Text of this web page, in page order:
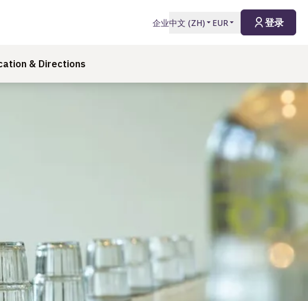
企业中文 (ZH) EUR 登录
& Directions